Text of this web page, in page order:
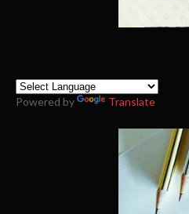
Powered by Translate